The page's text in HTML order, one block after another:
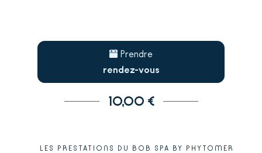
Prendre
rendez-vous
10,00 €
LES PRESTATIONS DU BOB SPA BY PHYTOMER